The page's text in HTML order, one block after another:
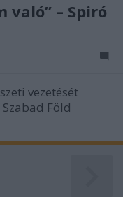
való” – Spiró
vezetését
Föld